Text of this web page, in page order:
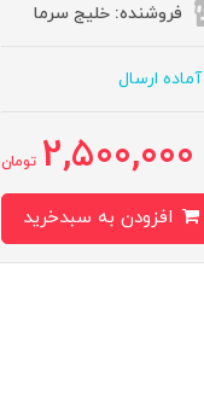
فروشنده: خلیج سرما
آماده ارسال
2,500,000 تومان